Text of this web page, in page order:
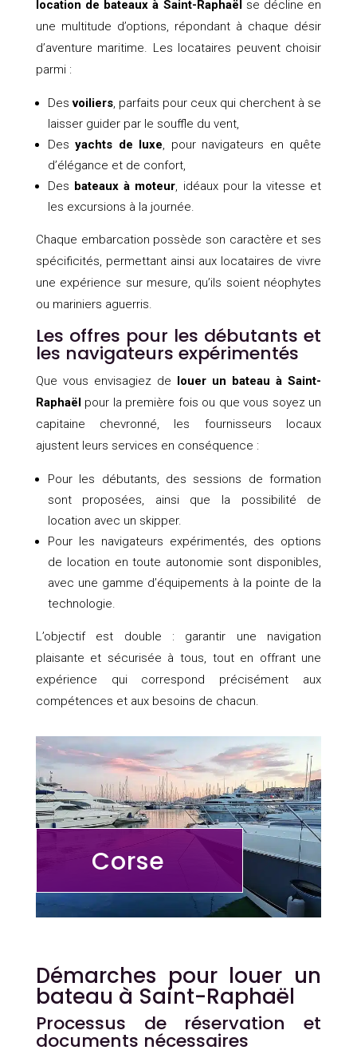
location de bateaux à Saint-Raphaël
se décline en
une multitude d’options, répondant à chaque désir
d’aventure maritime. Les locataires peuvent choisir
parmi :
Desvoiliers, parfaits pour ceux qui cherchent à se
laisser guider par le souffle du vent,
Desyachts de luxe , pour navigateurs en quête
d’élégance et de confort,
Des bateaux à moteur , idéaux pour la vitesse et
les excursions à la journée.
Chaque embarcation possède son caractère et ses
spécificités, permettant ainsi aux locataires de vivre
une expérience sur mesure, qu’ils soient néophytes
ou mariniers aguerris.
Les offres pour les débutants et
les navigateurs expérimentés
Que vous envisagiez de louer un bateau à Saint-
Raphaëlpour la première fois ou que vous soyez un
capitaine chevronné, les fournisseurs locaux
ajustent leurs services en conséquence :
Pour les débutants, des sessions de formation
sont proposées, ainsi que la possibilité de
location avec un skipper.
Pour les navigateurs expérimentés, des options
de location en toute autonomie sont disponibles,
avec une gamme d’équipements à la pointe de la
technologie.
L’objectif est double : garantir une navigation
plaisante et sécurisée à tous, tout en offrant une
expérience qui correspond précisément aux
compétences et aux besoins de chacun.
Corse
Démarches pour louer un
bateau à Saint-Raphaël
Processus de réservation et
documents nécessaires